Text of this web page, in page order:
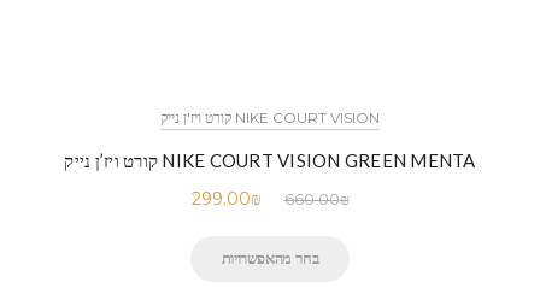
NIKE COURT VISION קורט ויז'ן נייק
NIKE COURT VISION GREEN MENTA קורט ויז’ן נייק
660.00₪
299.00₪
בחר מהאפשרויות